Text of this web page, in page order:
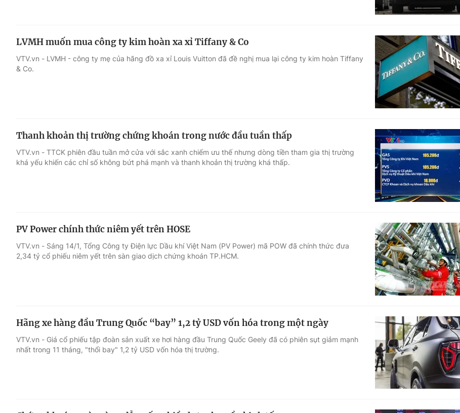
LVMH muốn mua công ty kim hoàn xa xỉ Tiffany & Co
VTV.vn - LVMH - công ty mẹ của hãng đồ xa xỉ Louis Vuitton đã đề nghị mua lại công ty kim hoàn Tiffany
& Co.
Thanh khoản thị trường chứng khoán trong nước đầu tuần thấp
VTV.vn - TTCK phiên đầu tuần mở cửa với sắc xanh chiếm ưu thế nhưng dòng tiền tham gia thị trường
khá yếu khiến các chỉ số không bứt phá mạnh và thanh khoản thị trường khá thấp.
PV Power chính thức niêm yết trên HOSE
VTV.vn - Sáng 14/1, Tổng Công ty Điện lực Dầu khí Việt Nam (PV Power) mã POW đã chính thức đưa
2,34 tỷ cổ phiếu niêm yết trên sàn giao dịch chứng khoán TP.HCM.
Hãng xe hàng đầu Trung Quốc “bay” 1,2 tỷ USD vốn hóa trong một ngày
VTV.vn - Giá cổ phiếu tập đoàn sản xuất xe hơi hàng đầu Trung Quốc Geely đã có phiên sụt giảm mạnh
nhất trong 11 tháng, "thổi bay" 1,2 tỷ USD vốn hóa thị trường.